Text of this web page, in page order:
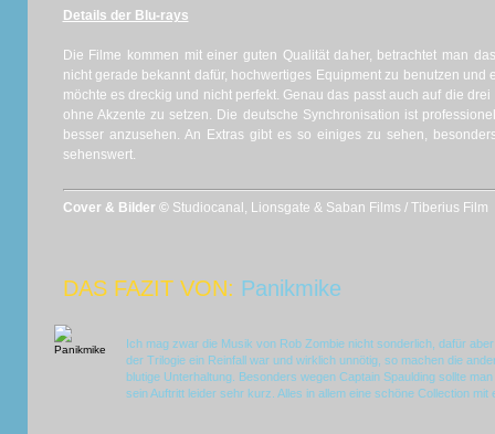
Details der Blu-rays
Die Filme kommen mit einer guten Qualität daher, betrachtet man
nicht gerade bekannt dafür, hochwertiges Equipment zu benutzen und
möchte es dreckig und nicht perfekt. Genau das passt auch auf die
ohne Akzente zu setzen. Die deutsche Synchronisation ist
besser anzusehen. An Extras gibt es so einiges zu sehen,
sehenswert.
Cover & Bilder © Studiocanal, Lionsgate & Saban Films / Tiberius Film
DAS FAZIT VON: Panikmike
Ich mag zwar die Musik von Rob Zombie nicht sonderlich, dafür
der Trilogie ein Reinfall war und wirklich unnötig, so machen die
blutige Unterhaltung. Besonders wegen Captain Spaulding sollte
sein Auftritt leider sehr kurz. Alles in allem eine schöne Collection mit